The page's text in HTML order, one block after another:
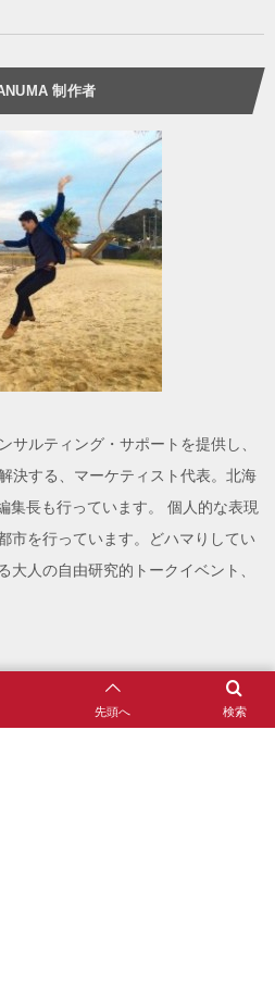
制作者
サルティング・サポートを提供し、
決する、 マーケティスト代表。北海
集長も行っています。 個人的な表現
市を行っています。どハマりしてい
大人の自由研究的トークイベント、
検索
先頭へ